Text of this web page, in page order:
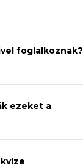
foglalkoznak?
ezeket a